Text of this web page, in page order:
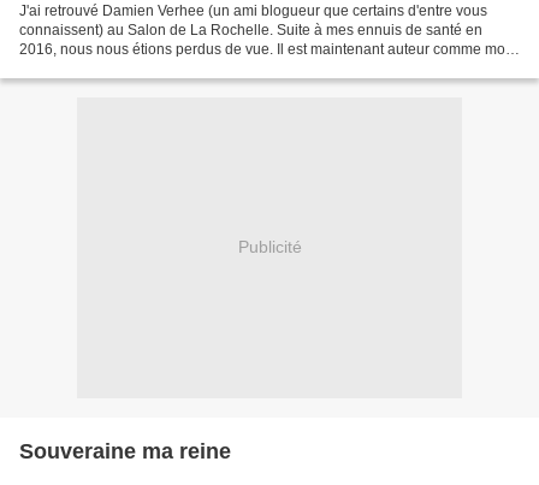
J'ai retrouvé Damien Verhee (un ami blogueur que certains d'entre vous
connaissent) au Salon de La Rochelle. Suite à mes ennuis de santé en
2016, nous nous étions perdus de vue. Il est maintenant auteur comme moi :
Publicité
Souveraine ma reine